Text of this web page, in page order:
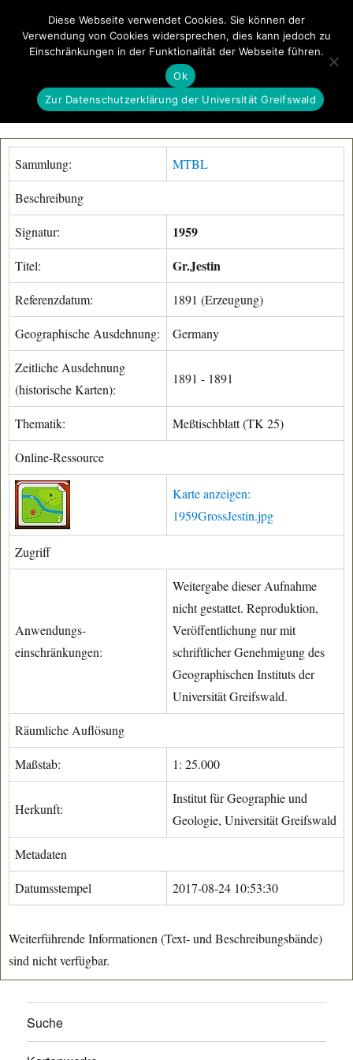
GeoGREIF MENÜ
Sammlung: MTBL
Beschreibung
Signatur: 1959
Titel: Gr.Jestin
Referenzdatum: 1891 (Erzeugung)
Geographische Ausdehnung: Germany
Zeitliche Ausdehnung
(historische Karten):
1891 - 1891
Thematik: Meßtischblatt (TK 25)
Online-Ressource
Karte anzeigen:
1959GrossJestin.jpg
Zugriff
Anwendungs-
einschränkungen:
Weitergabe dieser Aufnahme
nicht gestattet. Reproduktion,
Veröffentlichung nur mit
schriftlicher Genehmigung des
Geographischen Instituts der
Universität Greifswald.
Räumliche Auflösung
Maßstab: 1: 25.000
Herkunft:
Institut für Geographie und
Geologie, Universität Greifswald
Metadaten
Datumsstempel 2017-08-24 10:53:30
Weiterführende Informationen (Text- und Beschreibungsbände)
sind nicht verfügbar.
Suche
Diese Webseite verwendet Cookies. Sie können der
Verwendung von Cookies widersprechen, dies kann jedoch zu
Einschränkungen in der Funktionalität der Webseite führen.
Ok
Zur Datenschutzerklärung der Universität Greifswald